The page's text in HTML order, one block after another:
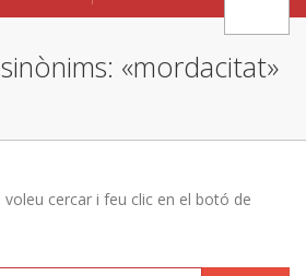
«mordacitat»
cercar i feu clic en el botó de